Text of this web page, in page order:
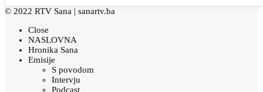
© 2022 RTV Sana | sanartv.ba
Close
NASLOVNA
Hronika Sana
Emisije
S povodom
Intervju
Podcast